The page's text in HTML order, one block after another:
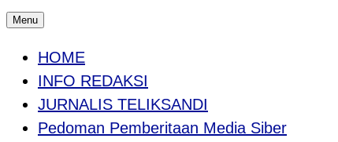
Menu
HOME
INFO REDAKSI
JURNALIS TELIKSANDI
Pedoman Pemberitaan Media Siber